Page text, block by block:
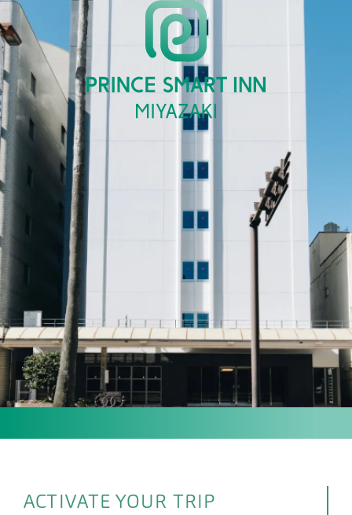
ACTIVATE YOUR TRIP